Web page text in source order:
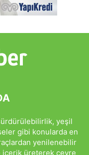
yeşil
gibi konularda en
yenilenebilir
içerik üreterek çevre